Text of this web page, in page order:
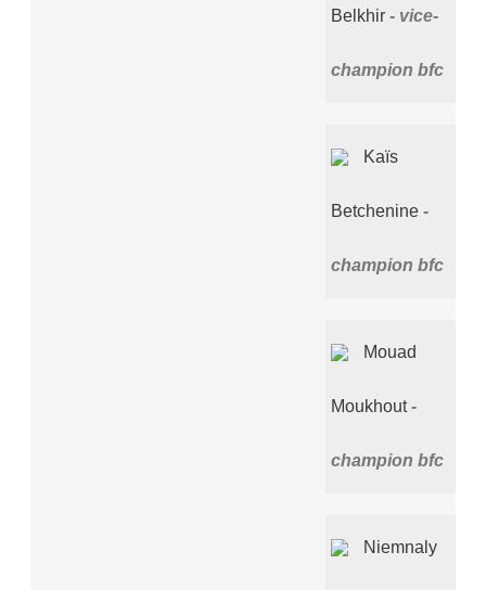
Belkhir vice-
champion bfc
Kaïs
Betchenine
champion bfc
Mouad
Moukhout
champion bfc
Niemnaly